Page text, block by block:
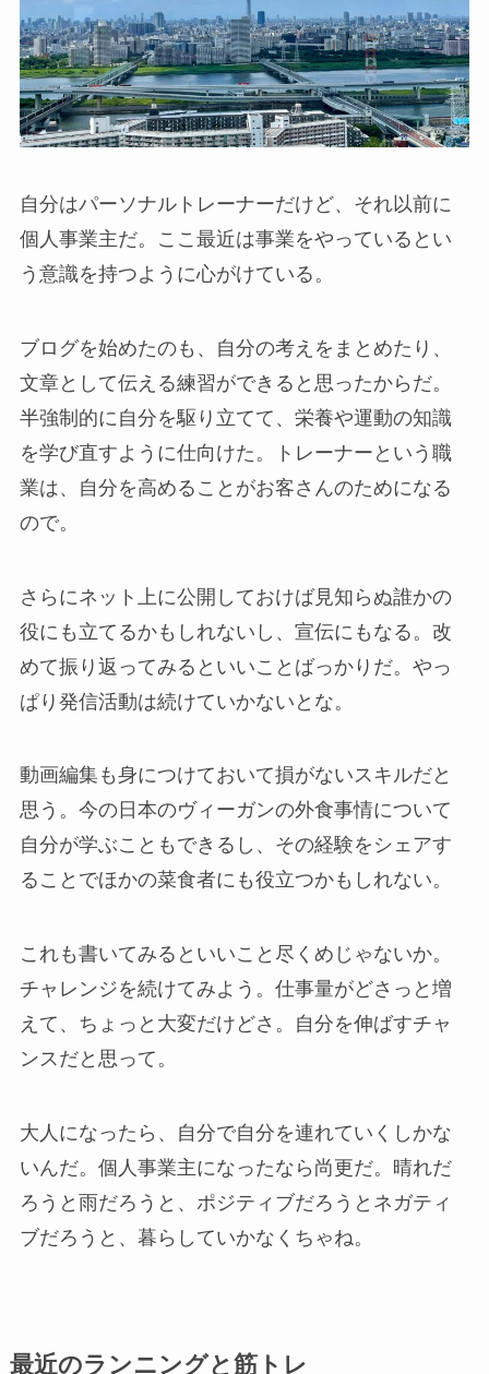
自分はパーソナルトレーナーだけど、それ以前に
個人事業主だ。ここ最近は事業をやっているとい
う意識を持つように心がけている。
ブログを始めたのも、自分の考えをまとめたり、
文章として伝える練習ができると思ったからだ。
半強制的に自分を駆り立てて、栄養や運動の知識
を学び直すように仕向けた。トレーナーという職
業は、自分を高めることがお客さんのためになる
ので。
さらにネット上に公開しておけば見知らぬ誰かの
役にも立てるかもしれないし、宣伝にもなる。改
めて振り返ってみるといいことばっかりだ。やっ
ぱり発信活動は続けていかないとな。
動画編集も身につけておいて損がないスキルだと
思う。今の日本のヴィーガンの外食事情について
自分が学ぶこともできるし、その経験をシェアす
ることでほかの菜食者にも役立つかもしれない。
これも書いてみるといいこと尽くめじゃないか。
チャレンジを続けてみよう。仕事量がどさっと増
えて、ちょっと大変だけどさ。自分を伸ばすチャ
ンスだと思って。
大人になったら、自分で自分を連れていくしかな
いんだ。個人事業主になったなら尚更だ。晴れだ
ろうと雨だろうと、ポジティブだろうとネガティ
ブだろうと、暮らしていかなくちゃね。
最近のランニングと筋トレ